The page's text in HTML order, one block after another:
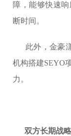
障，能够快速
断时间。
此外，金豪
机构搭建SEYO
力。
双方长期战